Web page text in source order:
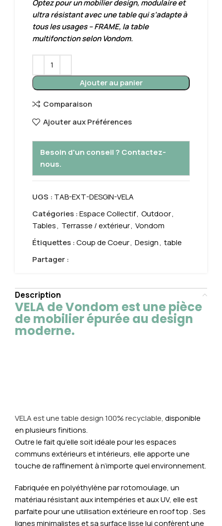
Optez pour un mobilier design, modulaire et
ultra résistant avec une table qui s’adapte à
tous les usages – FRAME, la table
multifonction selon Vondom.
Ajouter au panier
Comparaison
Ajouter aux Préférences
Besoin d'un conseil ? Contactez-
nous.
UGS : TAB-EXT-DESGIN-VELA
Catégories :Espace Collectif, Outdoor,
Tables, Terrasse / extérieur, Vondom
Étiquettes :Coup de Coeur, Design, table
Partager :
Description
VELA de Vondom est une pièce
de mobilier épurée au design
moderne.
VELA est une table design 100% recyclable, disponible
en plusieurs finitions.
Outre le fait qu’elle soit idéale pour les espaces
communs extérieurs et intérieurs, elle apporte une
touche de raffinement à n’importe quel environnement.
Fabriquée en polyéthylène par rotomoulage, un
matériau résistant aux intempéries et aux UV, elle est
parfaite pour une utilisation extérieure en roof top . Ses
lignes minimalistes et sa surface lisse lui confèrent une